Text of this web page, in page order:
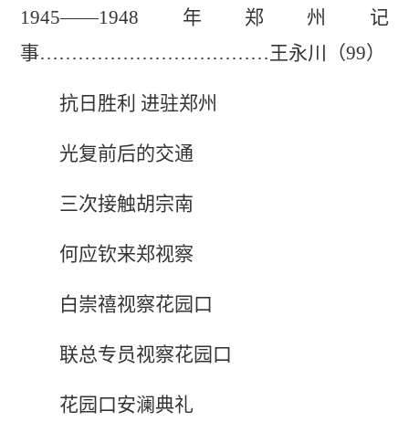
1945——1948年郑州记
事………………………………王永川（99）
抗日胜利 进驻郑州
光复前后的交通
三次接触胡宗南
何应钦来郑视察
白崇禧视察花园口
联总专员视察花园口
花园口安澜典礼